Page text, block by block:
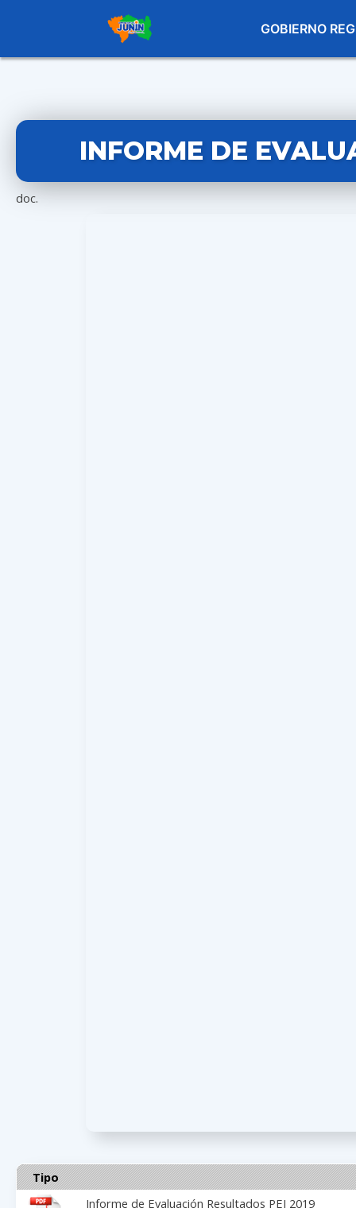
GOBIERNO
INFORME DE
doc.
Tipo
Informe de Evaluación Resultados PEI 2019